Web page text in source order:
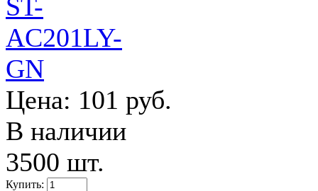
Цена: 101 руб.
В наличии
3500 шт.
Купить: